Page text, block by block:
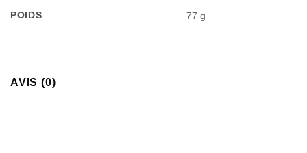
POIDS 77 g
AVIS (0)